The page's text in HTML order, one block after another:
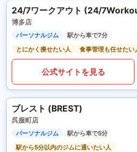
24/7ワークアウト (24/
博多店
パーソナルジム
駅から車で7分
とにかく痩せたい人
食事管理も任せたい
公式サイトを見る
ブレスト (BREST)
呉服町店
パーソナルジム
駅から車で5分
駅から5分以内のジムに通いたい人